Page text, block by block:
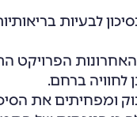
בסיכון לבעיות
הפרויקט
לחוויה ברחם.
ומפחיתים את